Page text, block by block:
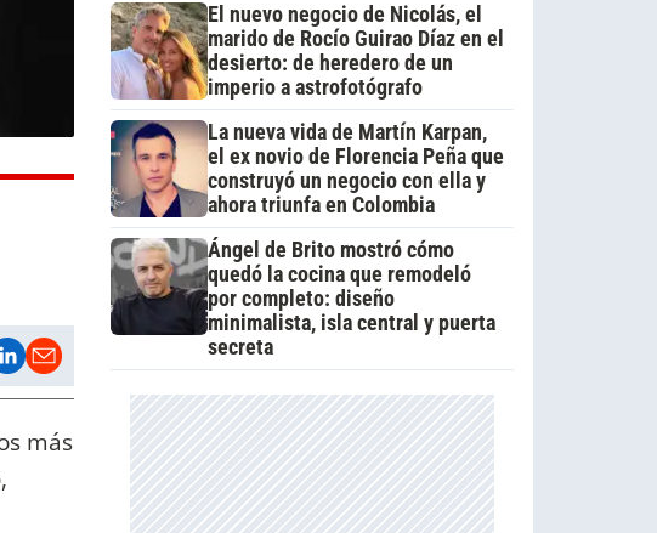
más
El nuevo negocio de Nicolás, el
marido de Rocío Guirao Díaz en el
desierto: de heredero de un
imperio a astrofotógrafo
La nueva vida de Martín Karpan,
el ex novio de Florencia Peña que
construyó un negocio con ella y
ahora triunfa en Colombia
Ángel de Brito mostró cómo
quedó la cocina que remodeló
por completo: diseño
minimalista, isla central y puerta
secreta